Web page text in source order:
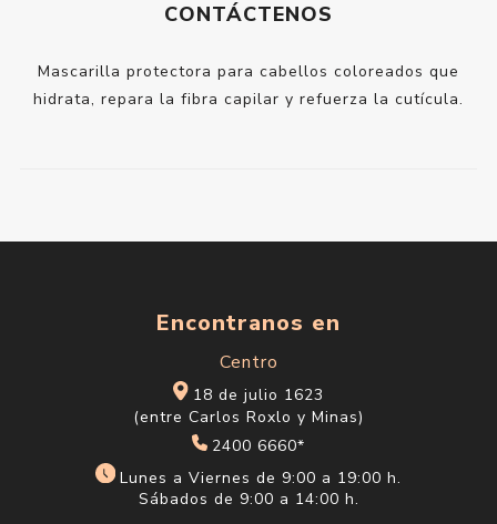
CONTÁCTENOS
Mascarilla protectora para cabellos coloreados que
hidrata, repara la fibra capilar y refuerza la cutícula.
Encontranos en
Centro
18 de julio 1623
(entre Carlos Roxlo y Minas)
2400 6660*
Lunes a Viernes de 9:00 a 19:00 h.
Sábados de 9:00 a 14:00 h.